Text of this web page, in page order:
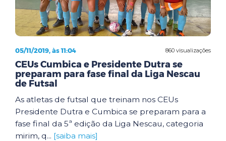
860 visualizações
05/11/2019, às 11:04
CEUs Cumbica e Presidente Dutra se
preparam para fase final da Liga Nescau
de Futsal
As atletas de futsal que treinam nos CEUs
Presidente Dutra e Cumbica se preparam para a
fase final da 5ª edição da Liga Nescau, categoria
mirim, q... [saiba mais]